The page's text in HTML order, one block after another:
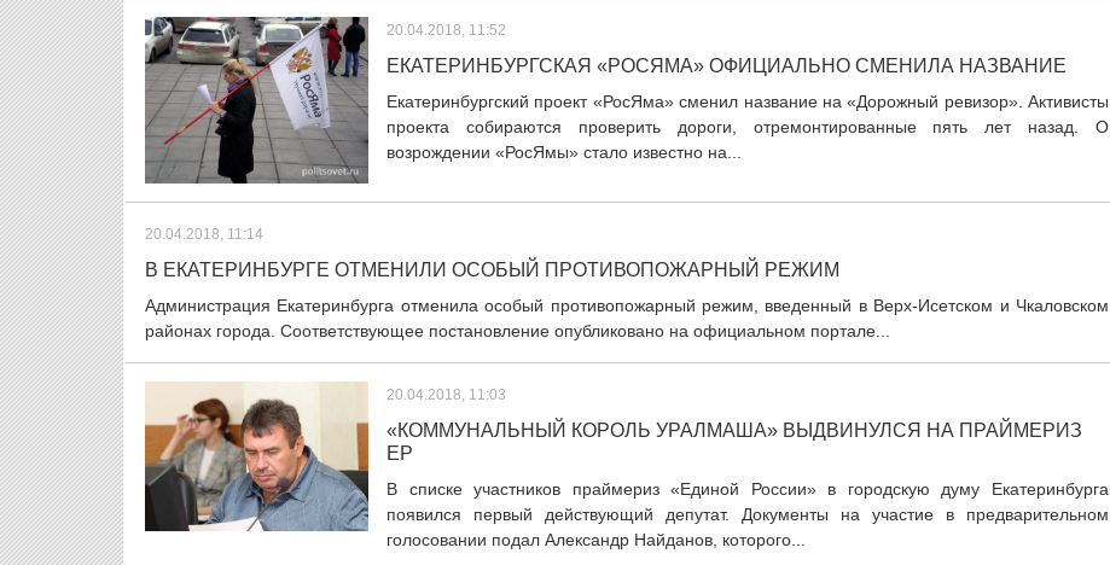
20.04.2018, 11:52
ЕКАТЕРИНБУРГСКАЯ «РОСЯМА» ОФИЦИАЛЬНО СМЕНИЛА НАЗВАНИЕ
Екатеринбургский проект «РосЯма» сменил название на «Дорожный ревизор». Активисты
проекта собираются проверить дороги, отремонтированные пять лет назад. О
возрождении «РосЯмы» стало известно на...
20.04.2018, 11:14
В ЕКАТЕРИНБУРГЕ ОТМЕНИЛИ ОСОБЫЙ ПРОТИВОПОЖАРНЫЙ РЕЖИМ
Администрация Екатеринбурга отменила особый противопожарный режим, введенный в Верх-Исетском и Чкаловском
районах города. Соответствующее постановление опубликовано на официальном портале...
20.04.2018, 11:03
«КОММУНАЛЬНЫЙ КОРОЛЬ УРАЛМАША» ВЫДВИНУЛСЯ НА ПРАЙМЕРИЗ
ЕР
В списке участников праймериз «Единой России» в городскую думу Екатеринбурга
появился первый действующий депутат. Документы на участие в предварительном
голосовании подал Александр Найданов, которого...